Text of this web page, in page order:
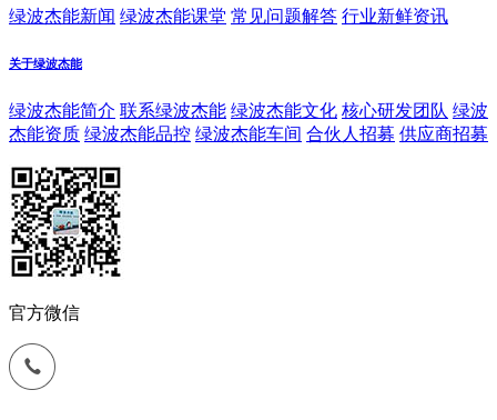
绿波杰能新闻 绿波杰能课堂 常见问题解答 行业新鲜资讯
关于绿波杰能
绿波杰能简介 联系绿波杰能 绿波杰能文化 核心研发团队 绿波
杰能资质 绿波杰能品控 绿波杰能车间 合伙人招募 供应商招募
官方微信